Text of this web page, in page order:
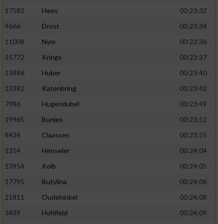
17582
Hees
00:23:32
9666
Drost
00:23:34
11008
Nym
00:23:36
15772
Krings
00:23:37
13886
Huber
00:23:40
13382
Katenbring
00:23:42
7986
Hugendubel
00:23:49
19965
Bunjes
00:23:51
8434
Claassen
00:23:55
1314
Henseler
00:24:04
13954
Kolb
00:24:05
17795
Butylina
00:24:06
21811
Oudehinkel
00:24:08
3439
Hohlfeld 00:24:09